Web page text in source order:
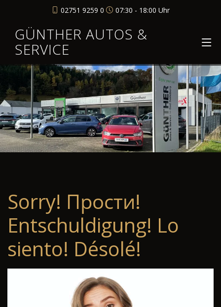
02751 9259 0 07:30 - 18:00 Uhr
GÜNTHER AUTOS &
SERVICE
Sorry! Прости!
Entschuldigung! Lo
siento! Désolé!